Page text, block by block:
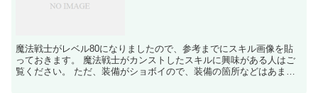
魔法戦士がレベル80になりましたので、参考までにスキル画像を貼
っておきます。 魔法戦士がカンストしたスキルに興味がある人はご
覧ください。 ただ、装備がショボイので、装備の箇所などはあまり